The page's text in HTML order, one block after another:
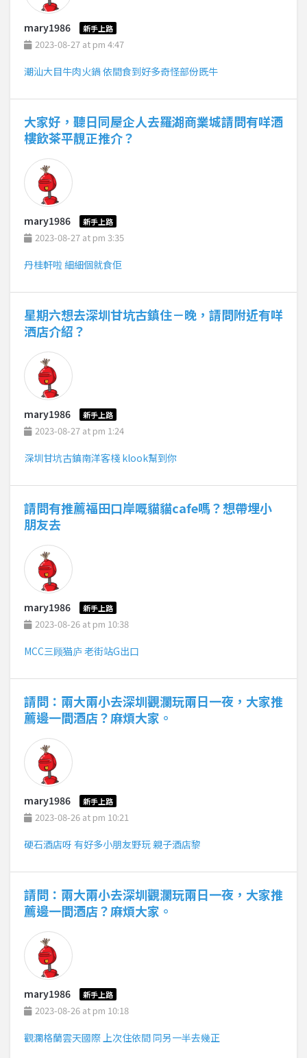
mary1986 新手上路
2023-08-27 at pm 4:47
潮汕大目牛肉火鍋 依間食到好多奇怪部份既牛
大家好，聽日同屋企人去羅湖商業城請問有咩酒
樓飲茶平靚正推介？
mary1986 新手上路
2023-08-27 at pm 3:35
丹桂軒啦 細細個就食佢
星期六想去深圳甘坑古鎮住－晚，請問附近有咩
洒店介紹？
mary1986 新手上路
2023-08-27 at pm 1:24
深圳甘坑古鎮南洋客棧 klook幫到你
請問有推薦福田口岸嘅貓貓cafe嗎？想帶埋小
朋友去
mary1986 新手上路
2023-08-26 at pm 10:38
MCC三顾猫庐 老街站G出口
請問：兩大兩小去深圳觀瀾玩兩日一夜，大家推
薦邊一間酒店？麻煩大家。
mary1986 新手上路
2023-08-26 at pm 10:21
硬石酒店呀 有好多小朋友野玩 親子酒店黎
請問：兩大兩小去深圳觀瀾玩兩日一夜，大家推
薦邊一間酒店？麻煩大家。
mary1986 新手上路
2023-08-26 at pm 10:18
觀瀾格蘭雲天國際 上次住依間 同另一半去幾正